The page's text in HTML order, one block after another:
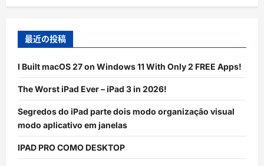
最近の投稿
I Built macOS 27 on Windows 11 With Only 2 FREE Apps!
The Worst iPad Ever – iPad 3 in 2026!
Segredos do iPad parte dois modo organização visual
modo aplicativo em janelas
IPAD PRO COMO DESKTOP